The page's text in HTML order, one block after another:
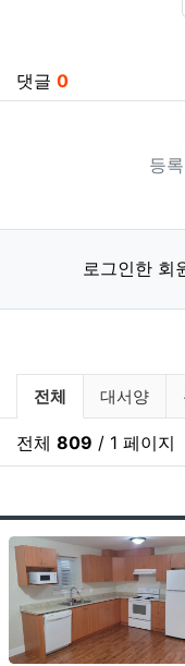
댓글 0
등
로그인한 회
부동산 분류
전체 대서양
전체 809 / 1 페이지